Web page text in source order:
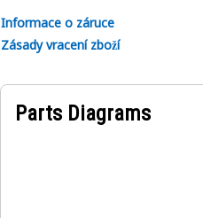
Informace o záruce
Zásady vracení zboží
Parts Diagrams